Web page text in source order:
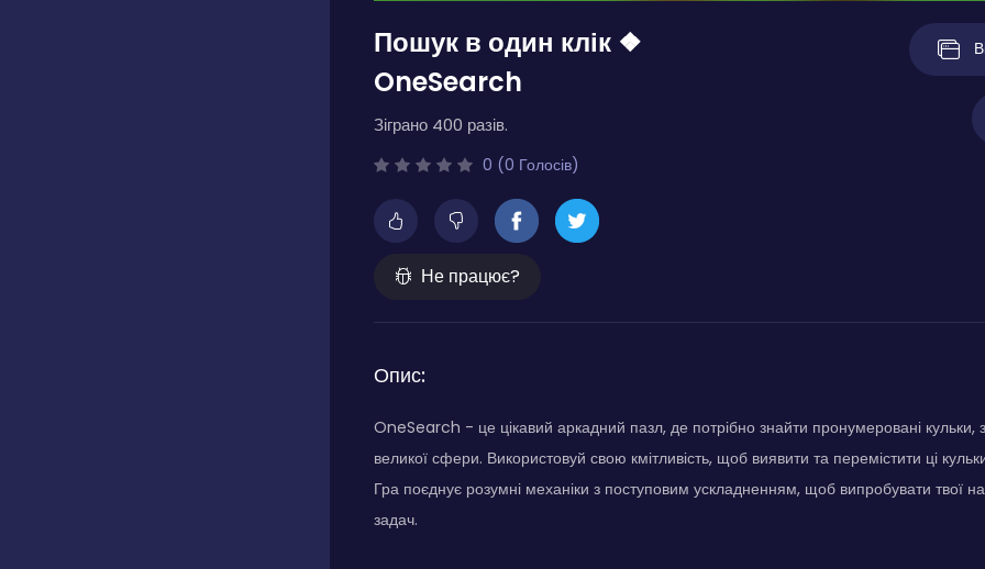
Пошук в один клік ❖
OneSearch
Зіграно 400 разів.
0 (0 Голосів)
Не працює?
Опис:
OneSearch - це цікавий аркадний пазл, де потрібно знайти пронумеровані кульки,
великої сфери. Використовуй свою кмітливість, щоб виявити та перемістити ці
Гра поєднує розумні механіки з поступовим ускладненням, щоб випробувати твої
задач.